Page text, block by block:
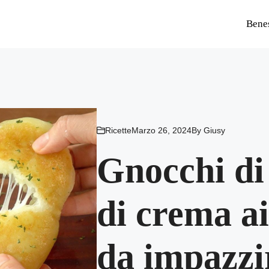
RicetteMarzo 26, 2024By Giusy
Gnocchi
di crema
da